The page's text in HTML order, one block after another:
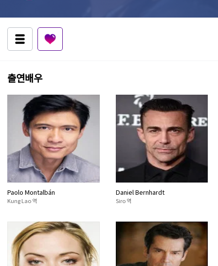
출연배우
Paolo Montalbán
Kung Lao 역
Daniel Bernhardt
Siro 역